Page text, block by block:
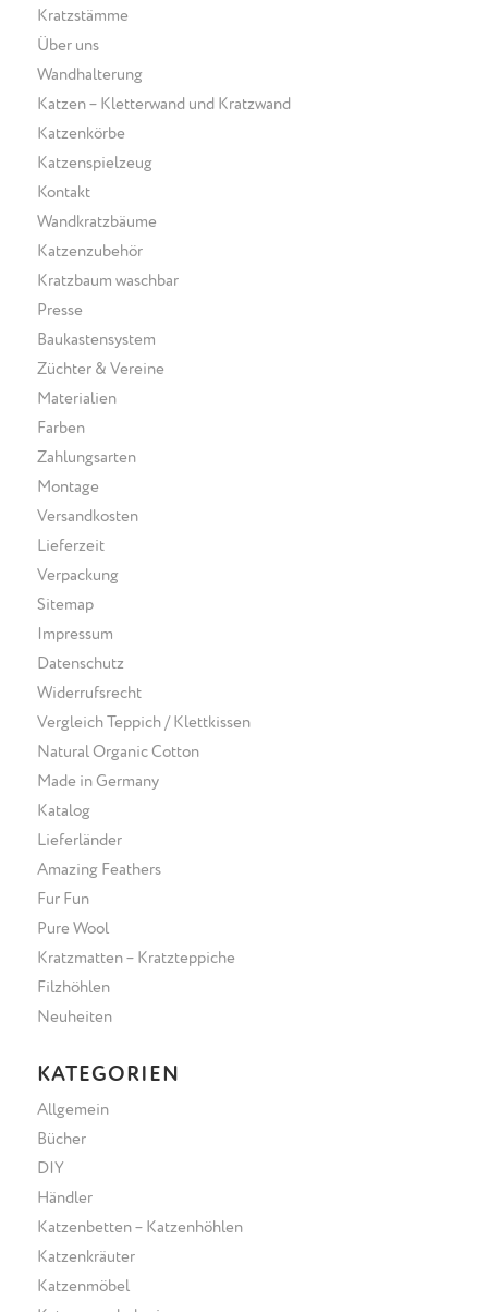
Kratzstämme
Über uns
Wandhalterung
Katzen – Kletterwand und Kratzwand
Katzenkörbe
Katzenspielzeug
Kontakt
Wandkratzbäume
Katzenzubehör
Kratzbaum waschbar
Presse
Baukastensystem
Züchter & Vereine
Materialien
Farben
Zahlungsarten
Montage
Versandkosten
Lieferzeit
Verpackung
Sitemap
Impressum
Datenschutz
Widerrufsrecht
Vergleich Teppich / Klettkissen
Natural Organic Cotton
Made in Germany
Katalog
Lieferländer
Amazing Feathers
Fur Fun
Pure Wool
Kratzmatten – Kratzteppiche
Filzhöhlen
Neuheiten
KATEGORIEN
Allgemein
Bücher
DIY
Händler
Katzenbetten – Katzenhöhlen
Katzenkräuter
Katzenmöbel